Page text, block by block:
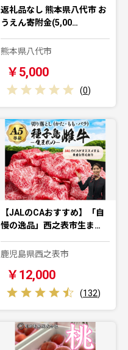
返礼品なし 熊本県八代市 お
うえん寄附金(5,00…
熊本県八代市
￥5,000
(0)
【JALのCAおすすめ】「自
慢の逸品」西之表市生ま…
鹿児島県西之表市
￥12,000
(132)